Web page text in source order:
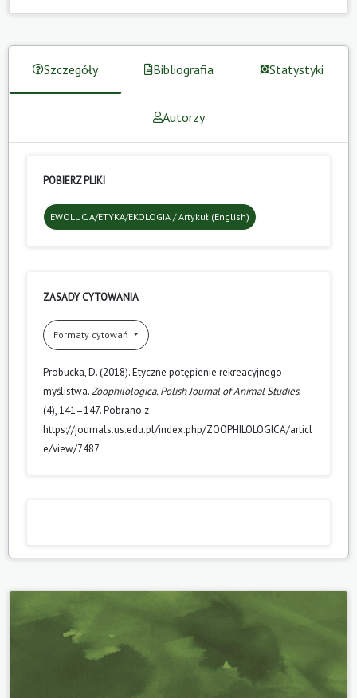
Szczegóły Bibliografia Statystyki
Autorzy
POBIERZ PLIKI
EWOLUCJA/ETYKA/EKOLOGIA / Artykuł (English)
ZASADY CYTOWANIA
Formaty cytowań
Probucka, D. (2018). Etyczne potępienie rekreacyjnego
myślistwa.Zoophilologica. Polish Journal of Animal Studies,
(4), 141–147. Pobrano z
https://journals.us.edu.pl/index.php/ZOOPHILOLOGICA/articl
e/view/7487